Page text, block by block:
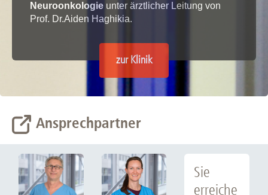
Neuroonkologie unter ärztlicher Leitung von
Prof. Dr.Aiden Haghikia.
zur Klinik
Ansprechpartner
Sie
erreiche